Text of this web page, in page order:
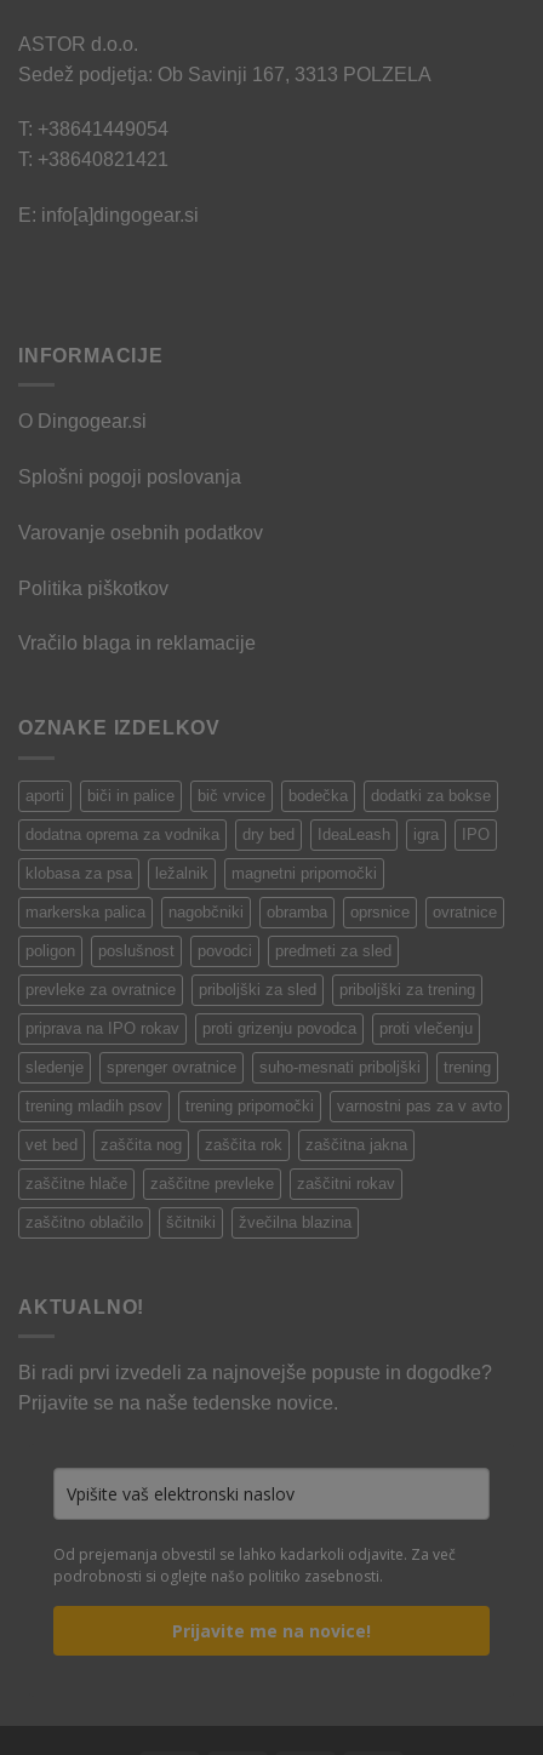
ASTOR d.o.o.
Sedež podjetja: Ob Savinji 167, 3313 POLZELA
T: +38641449054
T: +38640821421
E: info[a]dingogear.si
INFORMACIJE
O Dingogear.si
Splošni pogoji poslovanja
Varovanje osebnih podatkov
Politika piškotkov
Vračilo blaga in reklamacije
OZNAKE IZDELKOV
aporti biči in palice bič vrvice bodečka dodatki za bokse
dodatna oprema za vodnika dry bed IdeaLeash igra IPO
klobasa za psa ležalnik magnetni pripomočki
markerska palica nagobčniki obramba oprsnice ovratnice
poligon poslušnost povodci predmeti za sled
prevleke za ovratnice priboljški za sled priboljški za trening
priprava na IPO rokav proti grizenju povodca proti vlečenju
sledenje sprenger ovratnice suho-mesnati priboljški trening
trening mladih psov trening pripomočki varnostni pas za v avto
vet bed zaščita nog zaščita rok zaščitna jakna
zaščitne hlače zaščitne prevleke zaščitni rokav
zaščitno oblačilo ščitniki žvečilna blazina
AKTUALNO!
Bi radi prvi izvedeli za najnovejše popuste in dogodke?
Prijavite se na naše tedenske novice.
Od prejemanja obvestil se lahko kadarkoli odjavite. Za več
podrobnosti si oglejte našo politiko zasebnosti.
Prijavite me na novice!